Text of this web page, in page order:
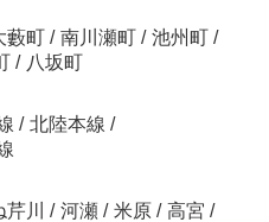
藪町 / 南川瀬町 / 池州町 /
/ 八坂町
/ 北陸本線 /
川 / 河瀬 / 米原 / 高宮 /